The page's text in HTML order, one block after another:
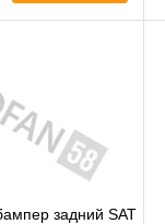
задний SAT